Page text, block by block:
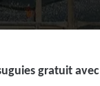
gratuit avec